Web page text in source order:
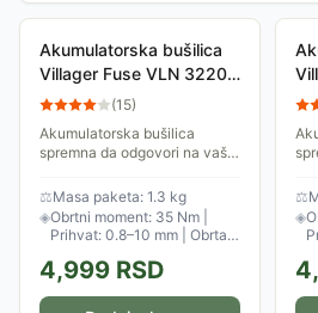
Akumulatorska bušilica
Villager Fuse VLN 3220
Bez baterije i punjača
(15)
Akumulatorska bušilica
spremna da odgovori na vaše
pričvršćivanjem. Ugrađeno
LED svetlo osvetljava radnu
površinu dok Vam...
⚖Masa paketa: 1.3 kg
◈Obrtni moment: 35 Nm |
Prihvat: 0.8–10 mm | Obrtaj:
4,999 RSD
⚖
◈